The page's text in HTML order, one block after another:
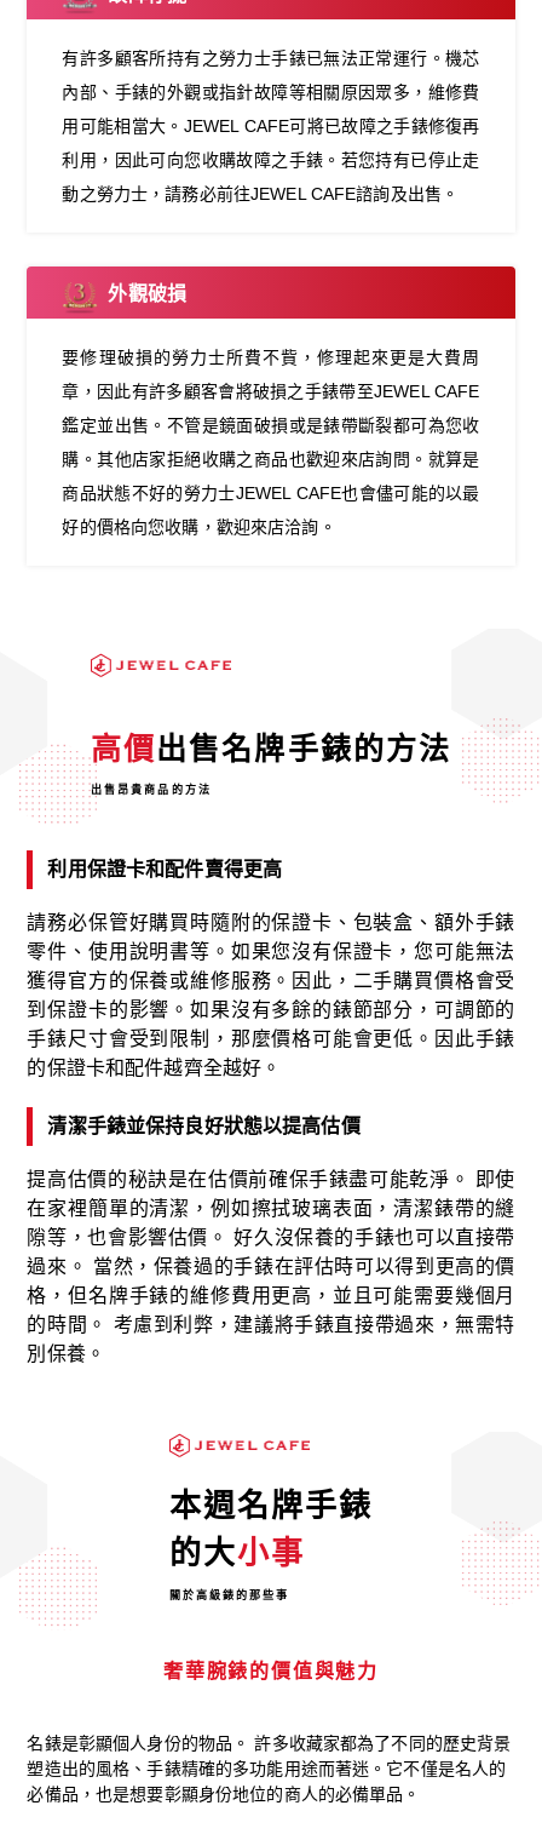
有許多顧客所持有之勞力士手錶已無法正常運行。機芯
內部、手錶的外觀或指針故障等相關原因眾多，維修費
用可能相當大。JEWEL CAFE可將已故障之手錶修復再
利用，因此可向您收購故障之手錶。若您持有已停止走
動之勞力士，請務必前往JEWEL CAFE諮詢及出售。
外觀破損
要修理破損的勞力士所費不貲，修理起來更是大費周
章，因此有許多顧客會將破損之手錶帶至JEWEL CAFE
鑑定並出售。不管是鏡面破損或是錶帶斷裂都可為您收
購。其他店家拒絕收購之商品也歡迎來店詢問。就算是
商品狀態不好的勞力士JEWEL CAFE也會儘可能的以最
好的價格向您收購，歡迎來店洽詢。
高價出售名牌手錶的方法
出售昂貴商品的方法
利用保證卡和配件賣得更高
請務必保管好購買時隨附的保證卡、包裝盒、額外手錶
零件、使用說明書等。如果您沒有保證卡，您可能無法
獲得官方的保養或維修服務。因此，二手購買價格會受
到保證卡的影響。如果沒有多餘的錶節部分，可調節的
手錶尺寸會受到限制，那麼價格可能會更低。因此手錶
的保證卡和配件越齊全越好。
清潔手錶並保持良好狀態以提高估價
提高估價的秘訣是在估價前確保手錶盡可能乾淨。 即使
在家裡簡單的清潔，例如擦拭玻璃表面，清潔錶帶的縫
隙等，也會影響估價。 好久沒保養的手錶也可以直接帶
過來。 當然，保養過的手錶在評估時可以得到更高的價
格，但名牌手錶的維修費用更高，並且可能需要幾個月
的時間。 考慮到利弊，建議將手錶直接帶過來，無需特
別保養。
本週名牌手錶
的大小事
關於高級錶的那些事
奢華腕錶的價值與魅力
名錶是彰顯個人身份的物品。 許多收藏家都為了不同的歷史背景
塑造出的風格、手錶精確的多功能用途而著迷。它不僅是名人的
必備品，也是想要彰顯身份地位的商人的必備單品。